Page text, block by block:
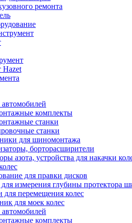
ремонта
Hazet
комплекты
станки
станки
для шиномонтажа
борторасширители
азота, устройства для накачки
для правки дисков
измерения глубины протектора
для перемещения колес
для моек колеc
комплекты